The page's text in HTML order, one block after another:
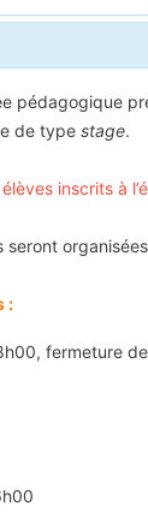
pédagogique
de typestage.
élèves inscrits à
seront
:
fermeture de